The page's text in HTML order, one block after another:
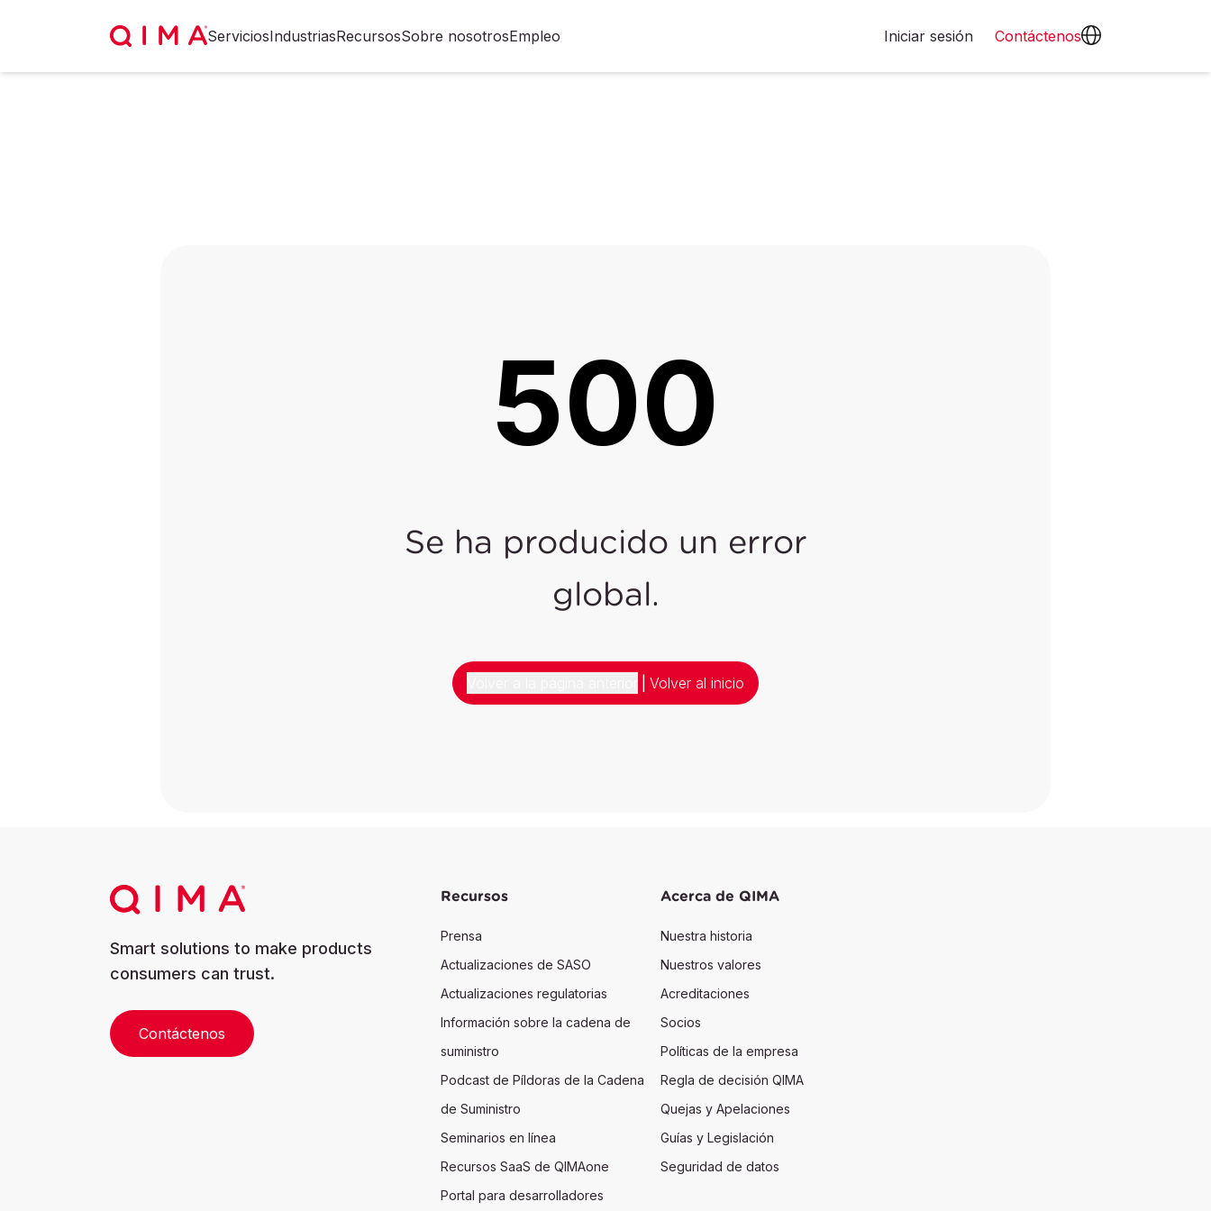
ServiciosIndustriasRecursosSobre nosotrosEmpleo Iniciar sesión Contáctenos
500
Se ha producido un error
global.
Volver al inicio
Smart solutions to make products
consumers can trust.
Contáctenos
Recursos
Prensa
Actualizaciones de SASO
Actualizaciones regulatorias
Información sobre la cadena de
suministro
Podcast de Píldoras de la Cadena
de Suministro
Seminarios en línea
Recursos SaaS de QIMAone
Portal para desarrolladores
Acerca de QIMA
Nuestra historia
Nuestros valores
Acreditaciones
Socios
Políticas de la empresa
Regla de decisión QIMA
Quejas y Apelaciones
Guías y Legislación
Seguridad de datos